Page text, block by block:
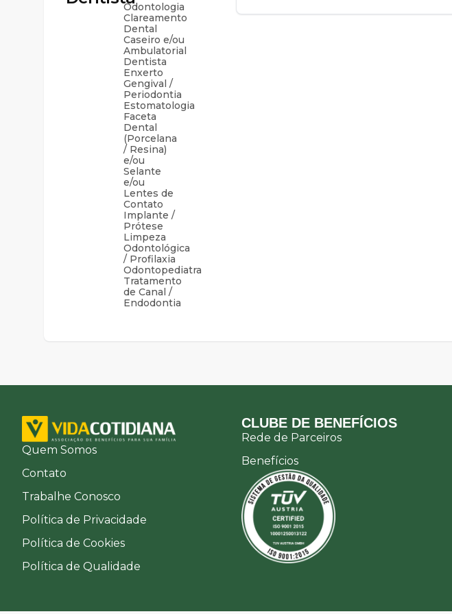
Odontologia
Clareamento
Dental
Caseiro e/ou
Ambulatorial
Dentista
Enxerto
Gengival /
Periodontia
Estomatologia
Faceta
Dental
(Porcelana
/ Resina)
e/ou
Selante
e/ou
Lentes de
Contato
Implante /
Prótese
Limpeza
Odontológica
/ Profilaxia
Odontopediatra
Tratamento
de Canal /
Endodontia
Quem Somos
Contato
Trabalhe Conosco
Política de Privacidade
Política de Cookies
Política de Qualidade
CLUBE DE BENEFÍCIOS
Rede de Parceiros
Benefícios